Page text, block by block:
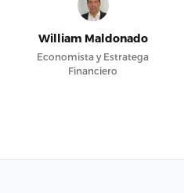
William Maldonado
Economista y Estratega
Financiero